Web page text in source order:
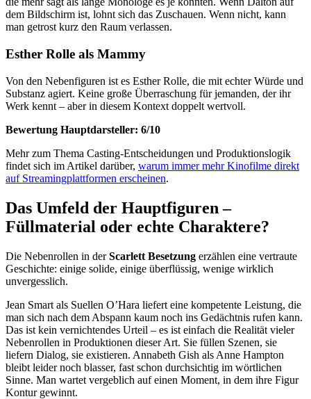
dem Bildschirm ist, lohnt sich das Zuschauen. Wenn nicht, kann
man getrost kurz den Raum verlassen.
Esther Rolle als Mammy
Von den Nebenfiguren ist es Esther Rolle, die mit echter Würde und
Substanz agiert. Keine große Überraschung für jemanden, der ihr
Werk kennt – aber in diesem Kontext doppelt wertvoll.
Bewertung Hauptdarsteller: 6/10
Mehr zum Thema Casting-Entscheidungen und Produktionslogik
findet sich im Artikel darüber, warum immer mehr Kinofilme direkt
auf Streamingplattformen erscheinen.
Das Umfeld der Hauptfiguren –
Füllmaterial oder echte Charaktere?
Die Nebenrollen in derScarlett Besetzung erzählen eine vertraute
Geschichte: einige solide, einige überflüssig, wenige wirklich
unvergesslich.
Jean Smart als Suellen O’Hara liefert eine kompetente Leistung, die
man sich nach dem Abspann kaum noch ins Gedächtnis rufen kann.
Das ist kein vernichtendes Urteil – es ist einfach die Realität vieler
Nebenrollen in Produktionen dieser Art. Sie füllen Szenen, sie
liefern Dialog, sie existieren. Annabeth Gish als Anne Hampton
bleibt leider noch blasser, fast schon durchsichtig im wörtlichen
Sinne. Man wartet vergeblich auf einen Moment, in dem ihre Figur
Kontur gewinnt.